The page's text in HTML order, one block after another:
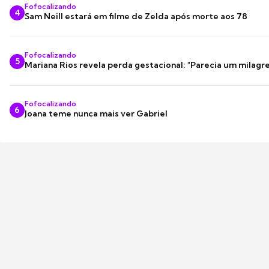
4
Fofocalizando
Sam Neill estará em filme de Zelda após morte aos 78
5
Fofocalizando
Mariana Rios revela perda gestacional: "Parecia um
6
Fofocalizando
Joana teme nunca mais ver Gabriel